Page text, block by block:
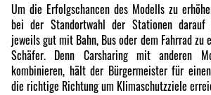
Um die Erfolgschancen des Modells zu
bei der Standortwahl der Stationen darauf
jeweils gut mit Bahn, Bus oder dem Fahrrad
Schäfer. Denn Carsharing mit anderen
kombinieren, hält der Bürgermeister für
die richtige Richtung um Klimaschutzziele